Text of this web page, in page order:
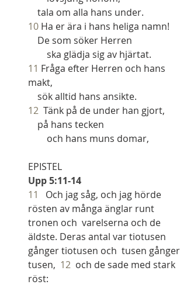
    tala om alla hans under.
10 Ha er ära i hans heliga namn!
    De som söker Herren
        ska glädja sig av hjärtat.
11 Fråga efter Herren och hans
makt,
    sök alltid hans ansikte.
12
  Tänk på de under han gjort,
    på hans tecken
        och hans muns domar,
EPISTEL
Upp 5:11-14
11
   Och jag såg, och jag hörde
rösten av många änglar runt
tronen och  varelserna och de
äldste. Deras antal var tiotusen
gånger tiotusen och  tusen gånger
tusen, 12
  och de sade med stark
röst: